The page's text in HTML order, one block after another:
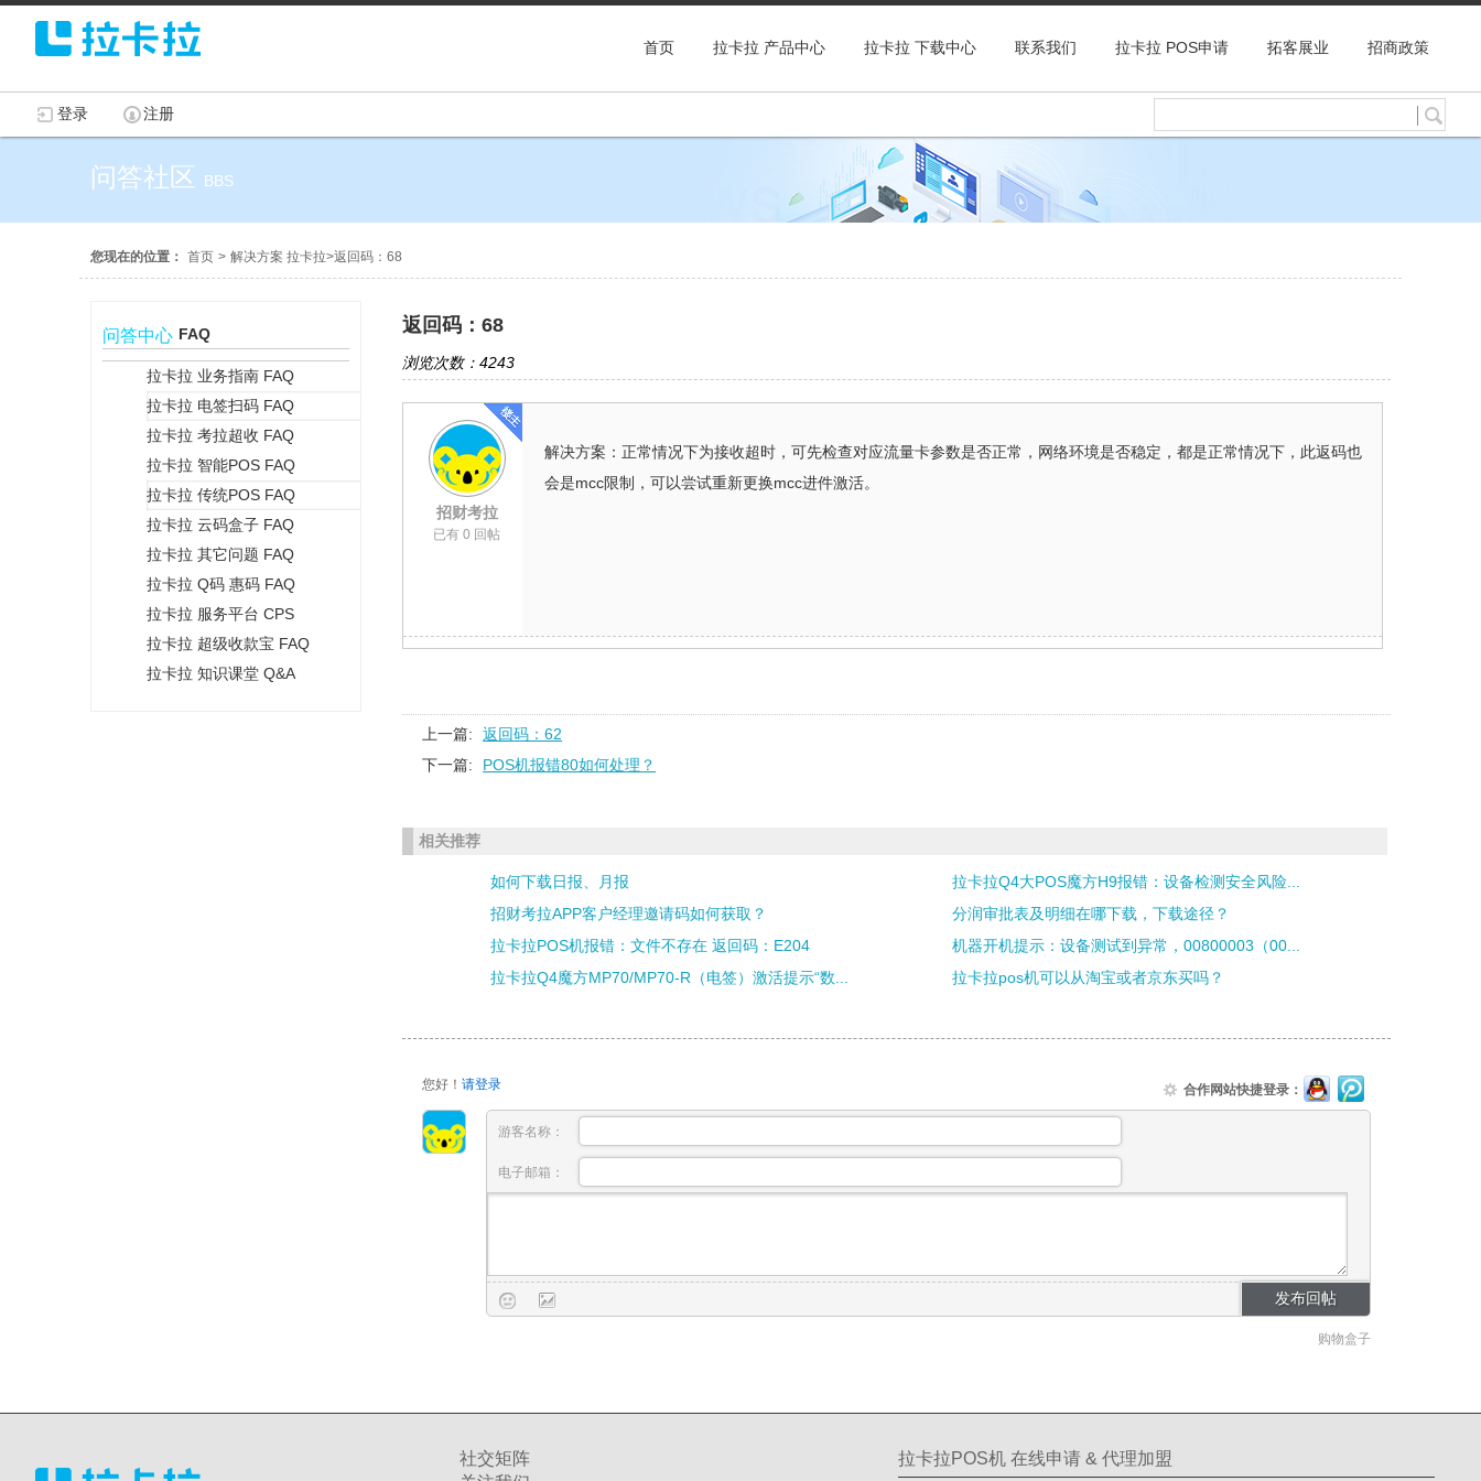
首页 拉卡拉 产品中心 拉卡拉 下载中心 联系我们 拉卡拉 POS申请 拓客展业 招商政策
登录 注册
问答社区 BBS
您现在的位置： 首页 > 解决方案 拉卡拉>返回码：68
问答中心 FAQ
拉卡拉 业务指南 FAQ
拉卡拉 电签扫码 FAQ
拉卡拉 考拉超收 FAQ
拉卡拉 智能POS FAQ
拉卡拉 传统POS FAQ
拉卡拉 云码盒子 FAQ
拉卡拉 其它问题 FAQ
拉卡拉 Q码 惠码 FAQ
拉卡拉 服务平台 CPS
拉卡拉 超级收款宝 FAQ
拉卡拉 知识课堂 Q&A
返回码：68
浏览次数：4243
招财考拉
已有 0 回帖
解决方案：正常情况下为接收超时，可先检查对应流量卡参数是否正常，网络环境是否稳定，都是正常情况下，此返码也
会是mcc限制，可以尝试重新更换mcc进件激活。
上一篇:
返回码：62
下一篇:
POS机报错80如何处理？
相关推荐
如何下载日报、月报
拉卡拉Q4大POS魔方H9报错：设备检测安全风险...
招财考拉APP客户经理邀请码如何获取？
分润审批表及明细在哪下载，下载途径？
拉卡拉POS机报错：文件不存在 返回码：E204
机器开机提示：设备测试到异常，00800003（00...
拉卡拉Q4魔方MP70/MP70-R（电签）激活提示“数...
拉卡拉pos机可以从淘宝或者京东买吗？
您好！请登录 合作网站快捷登录：
游客名称：
电子邮箱：
购物盒子
社交矩阵
拉卡拉POS机 在线申请 & 代理加盟